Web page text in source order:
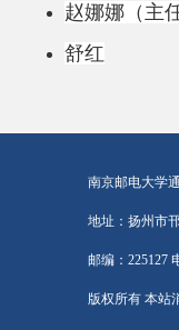
赵娜娜（主
舒红
南京邮电大学
地址：扬州市
邮编：225127
版权所有 本站